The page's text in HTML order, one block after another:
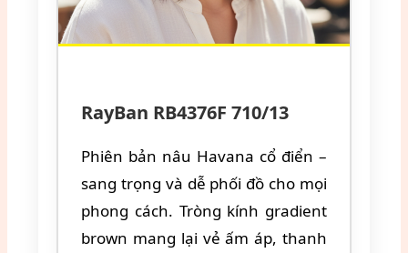
RayBan RB4376F 710/13
Phiên bản nâu Havana cổ điển –
sang trọng và dễ phối đồ cho mọi
phong cách. Tròng kính gradient
brown mang lại vẻ ấm áp, thanh